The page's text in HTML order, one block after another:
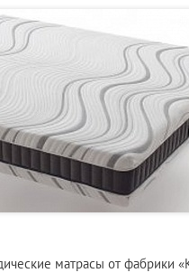
матрасы от фабрики